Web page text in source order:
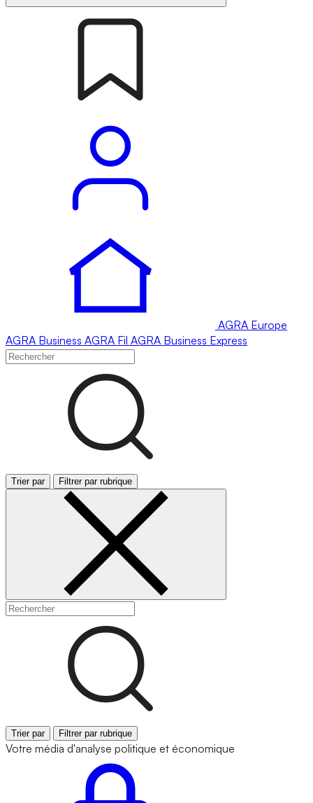
AGRA Europe
AGRA Business AGRA Fil AGRA Business Express
Trier par Filtrer par rubrique
Trier par Filtrer par rubrique
Votre média d'analyse politique et économique